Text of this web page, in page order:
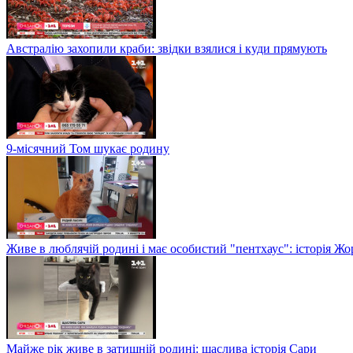
Австралію захопили краби: звідки взялися і куди прямують
9-місячний Том шукає родину
Живе в люблячій родині і має особистий "пентхаус": історія
Майже рік живе в затишній родині: щаслива історія Сари